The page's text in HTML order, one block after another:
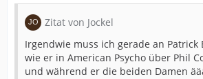
Zitat von Jockel
Irgendwie muss ich gerade an Patrick
wie er in American Psycho über Phil
und während er die beiden Damen